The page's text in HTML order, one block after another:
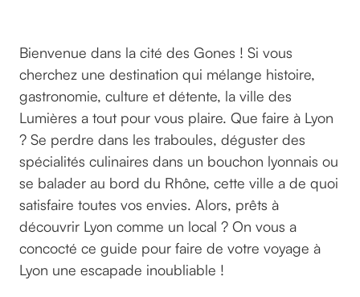
Bienvenue dans la cité des Gones ! Si vous
cherchez une destination qui mélange histoire,
gastronomie, culture et détente, la ville des
Lumières a tout pour vous plaire. Que faire à Lyon
? Se perdre dans les traboules, déguster des
spécialités culinaires dans un bouchon lyonnais ou
se balader au bord du Rhône, cette ville a de quoi
satisfaire toutes vos envies. Alors, prêts à
découvrir Lyon comme un local ? On vous a
concocté ce guide pour faire de votre voyage à
Lyon une escapade inoubliable !